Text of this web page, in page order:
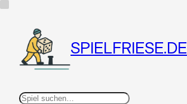
SPIELFRIESE.DE
Suchen